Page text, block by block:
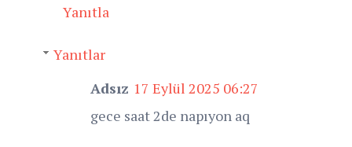
Yanıtla
Yanıtlar
Adsız 17 Eylül 2025 06:27
gece saat 2de napıyon aq